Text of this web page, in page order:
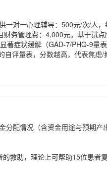
一对一心理辅导：500元/次/人
务管理费：4,000元。基于试
著症状缓解（GAD-7/PHQ-9
评量表，分数越高，代表焦
配情况（含资金用途与预期产
救助，理论上可帮助15位患者